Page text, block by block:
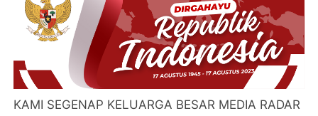
KAMI SEGENAP KELUARGA BESAR MEDIA RADAR